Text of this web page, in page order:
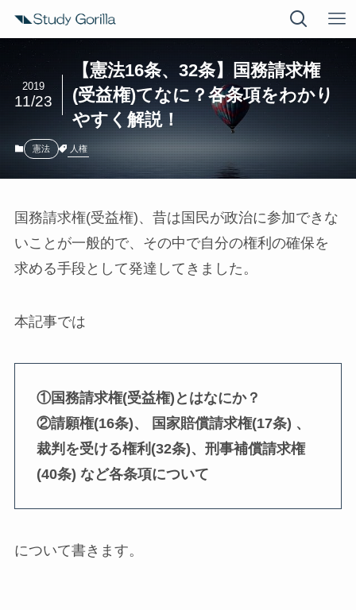
【憲法16条、32条】国務請求権
(受益権)てなに？各条項をわかり
やすく解説！
2019
11/23
憲法 人権
国務請求権(受益権)、昔は国民が政治に参加できな
いことが一般的で、その中で自分の権利の確保を
求める手段として発達してきました。
本記事では
①国務請求権(受益権)とはなにか？
②請願権(16条)、 国家賠償請求権(17条) 、
裁判を受ける権利(32条)、刑事補償請求権
(40条) など各条項について
について書きます。